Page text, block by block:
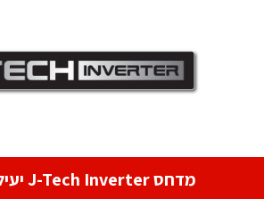
מדחס J-Tech Inverter יעיל אנרגטית